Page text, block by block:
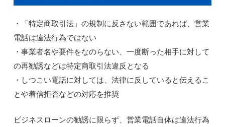
・「特定商取引法」の規制に反さない範囲であれば、営業
電話は違法行為ではない
・事業者名や要件をなのらない、一度断った相手に対して
の再勧誘などは特定商取引法違反となる
・しつこい電話に対しては、法律に反していると伝えるこ
とや着信拒否などの対応を推奨
ビジネスローンの勧誘に限らず、営業電話自体は違法行為